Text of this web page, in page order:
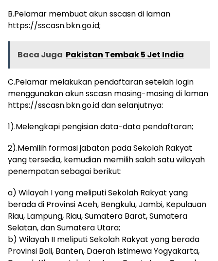
B.Pelamar membuat akun sscasn di laman
https://sscasn.bkn.go.id;
Baca Juga Pakistan Tembak 5 Jet India
C.Pelamar melakukan pendaftaran setelah login
menggunakan akun sscasn masing-masing di laman
https://sscasn.bkn.go.id dan selanjutnya:
1).Melengkapi pengisian data-data pendaftaran;
2).Memilih formasi jabatan pada Sekolah Rakyat
yang tersedia, kemudian memilih salah satu wilayah
penempatan sebagai berikut:
a) Wilayah I yang meliputi Sekolah Rakyat yang
berada di Provinsi Aceh, Bengkulu, Jambi, Kepulauan
Riau, Lampung, Riau, Sumatera Barat, Sumatera
Selatan, dan Sumatera Utara;
b) Wilayah II meliputi Sekolah Rakyat yang berada
Provinsi Bali, Banten, Daerah Istimewa Yogyakarta,